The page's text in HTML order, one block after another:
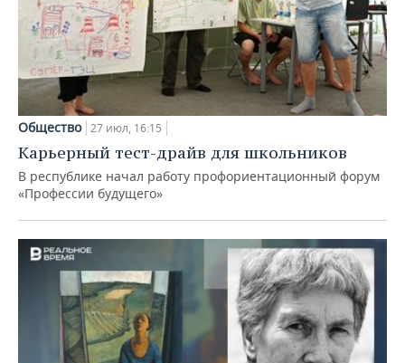
Общество 27 июл, 16:15
Карьерный тест-драйв для школьников
В республике начал работу профориентационный форум
«Профессии будущего»